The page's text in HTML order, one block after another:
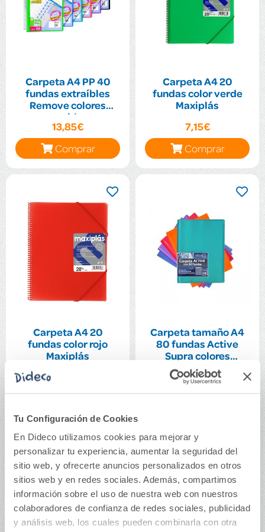
Tu Configuración de Cookies
En Dideco utilizamos cookies para mejorar y
personalizar tu experiencia, aumentar la seguridad del
sitio web, y ofrecerte anuncios personalizados en otros
sitios web y en redes sociales. Además, compartimos
información sobre el uso de nuestra web con nuestros
colaboradores de confianza de redes sociales, publicidad
y análisis web, los cuales pueden combinarla con otra
Carpeta A4 PP 40
fundas extraíbles
Remove colores
surtidos
13,85€
Comprar
Carpeta A4 20
fundas color verde
Maxiplás
7,15€
Comprar
Carpeta A4 20
fundas color rojo
Maxiplás
Carpeta tamaño A4
80 fundas Active
Supra colores
surtidos
11,25€